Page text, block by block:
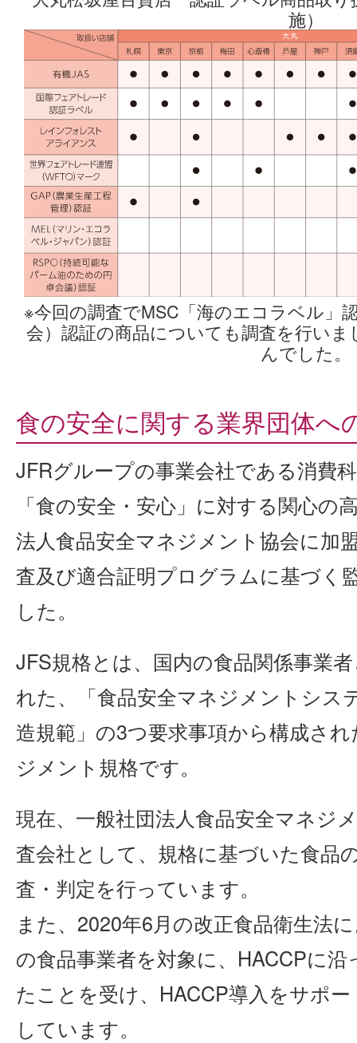
施）
※今回の調査でMSC「海のエコラベル」
会）認証の商品についても調査を行い
んでした。
食の安全に関する業界団体へ
JFRグループの事業会社である消費
「食の安全・安心」に対する関心の
法人食品安全マネジメント協会に加
査及び適合証明プログラムに基づく
した。
JFS規格とは、国内の食品関係事業
れた、「食品安全マネジメントシス
造規範」の3つ要求事項から構成さ
ジメント規格です。
現在、一般社団法人食品安全マネジ
査会社として、規格に基づいた食品
査・判定を行っています。
また、2020年6月の改正食品衛生法
の食品事業者を対象に、HACCPに
たことを受け、HACCP導入をサポ
しています。